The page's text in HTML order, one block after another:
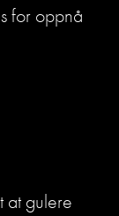
for oppnå
at gulere